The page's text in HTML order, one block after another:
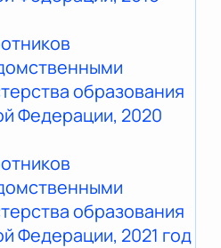
образования
Федерации, 2020
образования
Федерации, 2021 год